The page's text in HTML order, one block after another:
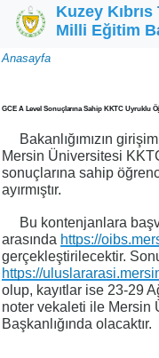
Ana içeriğe atla
Kuzey
Milli Eğitim
Sayfa
Anasayfa
GCE A Level Sonuçlarına Sahip KKTC Uyruklu
Bakanlığımızın
Mersin Üniversitesi
sonuçlarına sahip
ayırmıştır.
Bu kontenjanlara
arasında https://
gerçekleştirilecektir.
https://
olup, kayıtlar ise 23-29
noter vekaleti ile Mersin
Başkanlığında olacaktır.